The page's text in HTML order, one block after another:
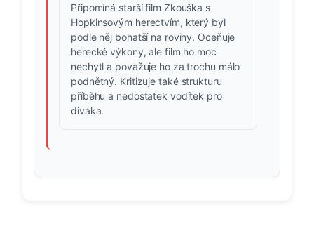
Připomíná starší film Zkouška s
Hopkinsovým herectvím, který byl
podle něj bohatší na roviny. Oceňuje
herecké výkony, ale film ho moc
nechytl a považuje ho za trochu málo
podnětný. Kritizuje také strukturu
příběhu a nedostatek vodítek pro
diváka.